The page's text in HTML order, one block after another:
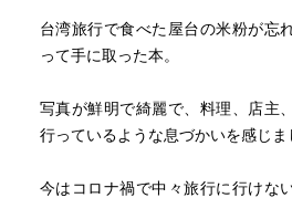
台湾旅行で食べた屋台の米粉が忘
って手に取った本。
写真が鮮明で綺麗で、料理、店主
行っているような息づかいを感じま
今はコロナ禍で中々旅行に行けな